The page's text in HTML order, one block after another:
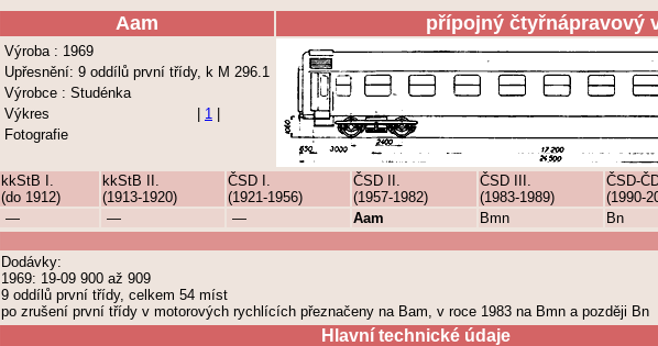
Aam přípojný čtyřnápravový
Výroba : 1969
Upřesnění: 9 oddílů první třídy, k M 296.1
Výrobce : Studénka
Výkres
1
Fotografie
kkStB I.
(do 1912)
kkStB II.
(1913-1920)
ČSD I.
(1921-1956)
ČSD II.
(1957-1982)
ČSD III.
(1983-1989)
ČSD-
(1990-
—
— — Aam Bmn Bn
Dodávky:
1969: 19-09 900 až 909
9 oddílů první třídy, celkem 54 míst
po zrušení první třídy v motorových rychlících přeznačeny na Bam, v roce 1983 na Bmn a později Bn
Hlavní technické údaje